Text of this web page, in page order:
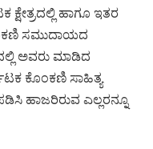
ಕ್ಷೇತ್ರದಲ್ಲಿ ಹಾಗೂ ಇತರ
ಸಮುದಾಯದ
ಅವರು ಮಾಡಿದ
ಕೊಂಕಣಿ ಸಾಹಿತ್ಯ
ಹಾಜರಿರುವ ಎಲ್ಲರನ್ನೂ